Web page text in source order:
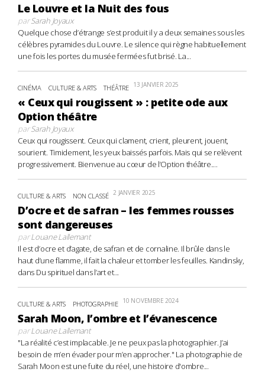
Le Louvre et la Nuit des fous
parSarah Joyaux
Quelque chose d’étrange s’est produit il y a deux semaines sous les
célèbres pyramides du Louvre. Le silence qui règne habituellement
une fois les portes du musée fermées fut brisé. La...
CINÉMA CULTURE & ARTS THÉÂTRE 13 JANVIER 2025
« Ceux qui rougissent » : petite ode aux
Option théâtre
parSarah Joyaux
Ceux qui rougissent. Ceux qui clament, crient, pleurent, jouent,
sourient. Timidement, les yeux baissés parfois. Mais qui se relèvent
progressivement. Bienvenue au cœur de l’Option théâtre....
CULTURE & ARTS NON CLASSÉ 2 JANVIER 2025
D’ocre et de safran – les femmes rousses
sont dangereuses
parLouane Lallemant
Il est d’ocre et d’agate, de safran et de cornaline. Il brûle dans le
haut d’une flamme, il fait la chaleur et tomber les feuilles. Kandinsky,
dans Du spirituel dans l’art et...
CULTURE & ARTS PHOTOGRAPHIE 10 NOVEMBRE 2024
Sarah Moon, l’ombre et l’évanescence
parLouane Lallemant
"La réalité c’est implacable. Je ne peux pas la photographier. J’ai
besoin de m’en évader pour m’en approcher." La photographie de
Sarah Moon est une fuite du réel, une histoire d'ombre...